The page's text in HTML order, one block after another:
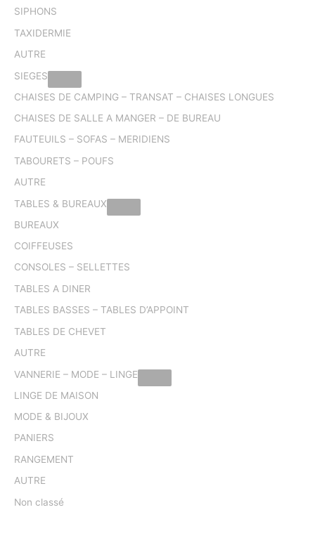
SIPHONS
TAXIDERMIE
AUTRE
SIEGES
CHAISES DE CAMPING – TRANSAT – CHAISES LONGUES
CHAISES DE SALLE A MANGER – DE BUREAU
FAUTEUILS – SOFAS – MERIDIENS
TABOURETS – POUFS
AUTRE
TABLES & BUREAUX
BUREAUX
COIFFEUSES
CONSOLES – SELLETTES
TABLES A DINER
TABLES BASSES – TABLES D’APPOINT
TABLES DE CHEVET
AUTRE
VANNERIE – MODE – LINGE
LINGE DE MAISON
MODE & BIJOUX
PANIERS
RANGEMENT
AUTRE
Non classé